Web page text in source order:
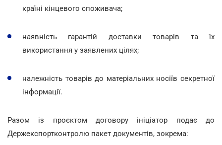
країні кінцевого споживача;
наявність гарантій доставки товарів та їх
використання у заявлених цілях;
належність товарів до матеріальних носіїв секретної
інформації.
Разом із проєктом договору ініціатор подає до
Держекспортконтролю пакет документів, зокрема: